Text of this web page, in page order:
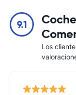
9.1
Los